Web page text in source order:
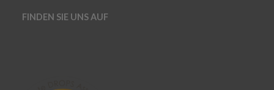
FINDEN SIE UNS AUF